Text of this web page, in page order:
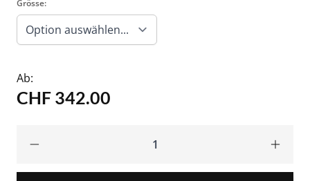
Grösse:
Ab:
CHF 342.00